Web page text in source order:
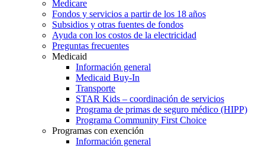
Medicare
Fondos y servicios a partir de los 18 años
Subsidios y otras fuentes de fondos
Ayuda con los costos de la electricidad
Preguntas frecuentes
Medicaid
Información general
Medicaid Buy-In
Transporte
STAR Kids – coordinación de servicios
Programa de primas de seguro médico (HIPP)
Programa Community First Choice
Programas con exención
Información general